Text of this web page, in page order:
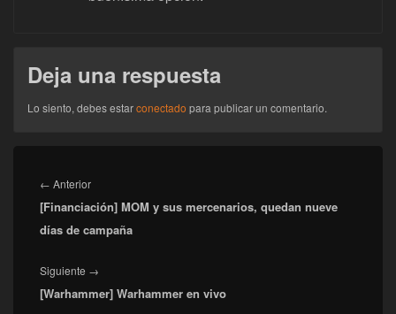
Deja una respuesta
Lo siento, debes estarconectado para publicar un comentario.
de
entradas
← AnteriorEntrada
anterior:
[Financiación] MOM y sus mercenarios, quedan nueve
días de campaña
Siguiente →
siguiente:
[Warhammer] Warhammer en vivo